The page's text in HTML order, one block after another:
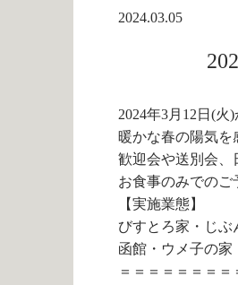
2024.03.05
2024年3月12日(火
暖かな春の陽気を
歓迎会や送別会、
お食事のみでのご
【実施業態】
びすとろ家・じ
函館・ウメ子の家
＝＝＝＝＝＝＝